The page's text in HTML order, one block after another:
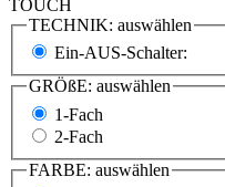
TECHNIK: auswählen
Ein-AUS-Schalter:
GRÖßE: auswählen
1-Fach
2-Fach
FARBE: auswählen